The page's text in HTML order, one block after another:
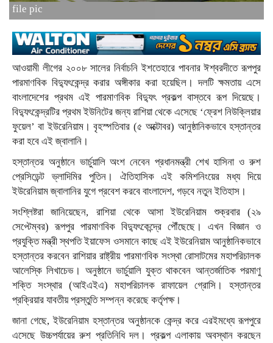
file pic
আওয়ামী লীগের ২০০৮ সালের নির্বাচনি ইশতেহারে পাবনার ঈশ্বরদীতে রূপপুর
পারমাণবিক বিদ্যুৎকেন্দ্র করার অঙ্গীকার করা হয়েছিল। দলটি ক্ষমতায় এসে
বাংলাদেশের প্রথম এই পারমাণবিক বিদ্যুৎ প্রকল্প বাস্তবে রূপ দিয়েছে।
বিদ্যুৎকেন্দ্রটির প্রথম ইউনিটের জন্য রাশিয়া থেকে এসেছে ‘ফ্রেশ নিউক্লিয়ার
ফুয়েল’ বা ইউরেনিয়াম। বৃহস্পতিবার (৫ অক্টোবর) আনুষ্ঠানিকভাবে হস্তান্তর
করা হবে এই জ্বালানি।
হস্তান্তর অনুষ্ঠানে ভার্চুয়ালি অংশ নেবেন প্রধানমন্ত্রী শেখ হাসিনা ও রুশ
প্রেসিডেন্ট ভ্লাদিমির পুতিন। ঐতিহাসিক এই কমিশনিংয়ের মধ্য দিয়ে
ইউরেনিয়াম জ্বালানির যুগে প্রবেশ করবে বাংলাদেশ, গড়বে নতুন ইতিহাস।
সংশ্লিষ্টরা জানিয়েছেন, রাশিয়া থেকে আসা ইউরেনিয়াম শুক্রবার (২৯
সেপ্টেম্বর) রূপপুর পারমাণবিক বিদ্যুৎকেন্দ্রে পৌঁছেছে। এখন বিজ্ঞান ও
প্রযুক্তি মন্ত্রী স্থপতি ইয়াফেস ওসমানে কাছে এই ইউরেনিয়াম আনুষ্ঠানিকভাবে
হস্তান্তর করবেন রাশিয়ার রাষ্ট্রীয় পারমাণবিক সংস্থা রোসাটমের মহাপরিচালক
আলেস্কি লিখাচেভ। অনুষ্ঠানে ভার্চুয়ালি যুক্ত থাকবেন আন্তর্জাতিক পরমাণু
শক্তি সংস্থার (আইএইএ) মহাপরিচালক রাফায়েল গ্রোসি। হস্তান্তর
প্রক্রিয়ার যাবতীয় প্রস্তুতি সম্পন্ন করেছে কর্তৃপক্ষ।
জানা গেছে, ইউরেনিয়াম হস্তান্তর অনুষ্ঠানকে কেন্দ্র করে এরইমধ্যে রূপপুরে
এসেছে উচ্চপর্যায়ের রুশ প্রতিনিধি দল। প্রকল্প এলাকায় অবস্থান করছেন